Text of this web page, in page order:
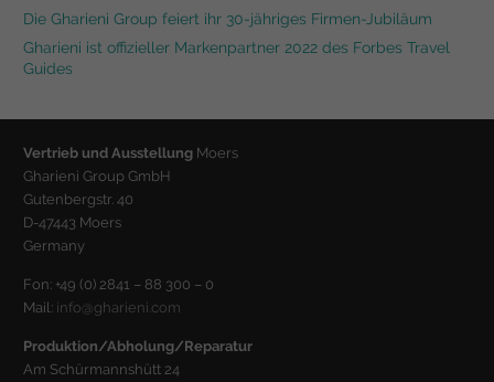
Die Gharieni Group feiert ihr 30-jähriges Firmen-Jubiläum
Gharieni ist offizieller Markenpartner 2022 des Forbes Travel
Guides
Vertrieb und Ausstellung Moers
Gharieni Group GmbH
Gutenbergstr. 40
D-47443 Moers
Germany
Fon: +49 (0) 2841 – 88 300 – 0
Mail: info@gharieni.com
Produktion/Abholung/Reparatur
Am Schürmannshütt 24